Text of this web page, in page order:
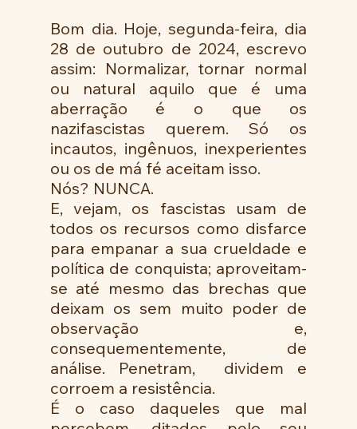
Bom dia. Hoje, segunda-feira, dia
28 de outubro de 2024, escrevo
assim: Normalizar, tornar normal
ou natural aquilo que é uma
aberração é o que os
nazifascistas querem. Só os
incautos, ingênuos, inexperientes
ou os de má fé aceitam isso.
Nós? NUNCA.
E, vejam, os fascistas usam de
todos os recursos como disfarce
para empanar a sua crueldade e
política de conquista; aproveitam-
se até mesmo das brechas que
deixam os sem muito poder de
observação e,
consequementemente, de
análise. Penetram,  dividem e
corroem a resistência.
É o caso daqueles que mal